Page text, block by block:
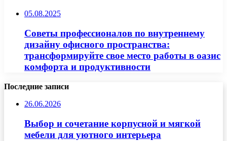
05.08.2025
Советы профессионалов по внутреннему
дизайну офисного пространства:
трансформируйте свое место работы в оазис
комфорта и продуктивности
Последние записи
26.06.2026
Выбор и сочетание корпусной и мягкой
мебели для уютного интерьера